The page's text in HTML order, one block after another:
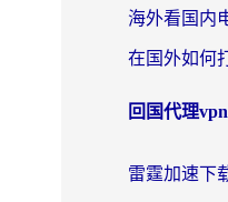
回国代理vpn